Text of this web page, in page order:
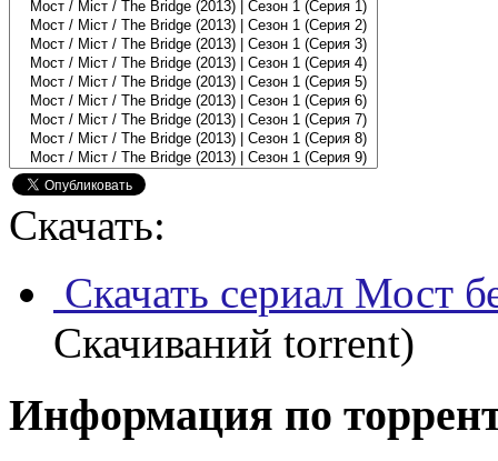
Скачать:
Скачать сериал Мост
Скачиваний torrent)
Информация по